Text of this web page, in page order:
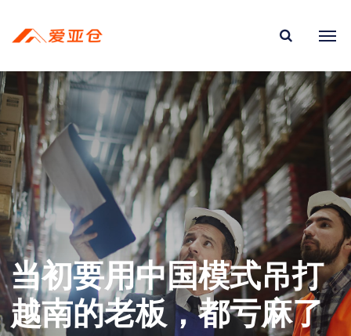
当初要用中国模式吊打
越南的老板，都亏麻了